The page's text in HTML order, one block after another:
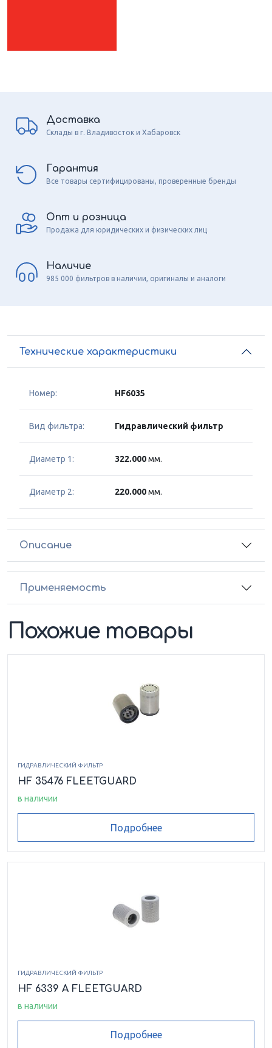
Доставка
Склады в г. Владивосток и Хабаровск
Гарантия
Все товары сертифицированы, проверенные бренды
Опт и розница
Продажа для юридических и физических лиц
Наличие
985 000 фильтров в наличии, оригиналы и аналоги
Технические характеристики
Номер: HF6035
Вид фильтра: Гидравлический фильтр
Диаметр 1: 322.000мм.
Диаметр 2: 220.000мм.
Описание
Применяемость
Похожие товары
ГИДРАВЛИЧЕСКИЙ ФИЛЬТР
HF 35476 FLEETGUARD
в наличии
Подробнее
ГИДРАВЛИЧЕСКИЙ ФИЛЬТР
HF 6339 A FLEETGUARD
в наличии
Подробнее